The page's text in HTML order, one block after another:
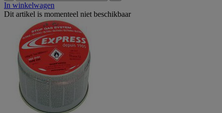
In winkelwagen
Dit artikel is momenteel niet beschikbaar